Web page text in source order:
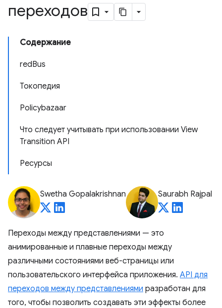
переходов
Содержание
redBus
Токопедия
Policybazaar
Что следует учитывать при использовании View
Transition API
Ресурсы
Swetha Gopalakrishnan Saurabh Rajpal
Переходы между представлениями — это
анимированные и плавные переходы между
различными состояниями веб-страницы или
пользовательского интерфейса приложения. API для
переходов между представлениями разработан для
того, чтобы позволить создавать эти эффекты более